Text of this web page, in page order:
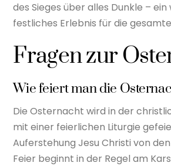
des Sieges über alles Dunkle –
festliches Erlebnis für die
Fragen zur
Wie feiert man die
Die Osternacht wird in der
mit einer feierlichen Liturgie
Auferstehung Jesu Christi von
Feier beginnt in der Regel am